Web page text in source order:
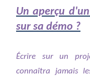
Un aperçu
sur sa démo ?
Écrire sur un
connaîtra jamais